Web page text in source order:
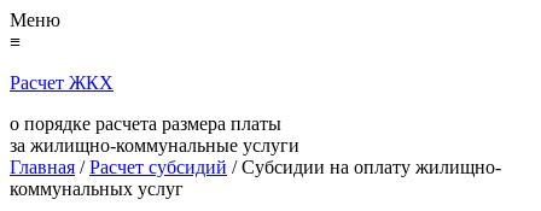
Меню
≡
Расчет ЖКХ
о порядке расчета размера платы
за жилищно-коммунальные услуги
Главная /Расчет субсидий /Субсидии на оплату жилищно-
коммунальных услуг